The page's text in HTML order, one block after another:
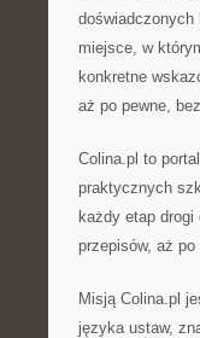
miejsce, w
konkretne
aż po pewne,
Colina.pl to
praktycznych
każdy etap
przepisów, aż
Misją Colina.pl
języka ustaw,